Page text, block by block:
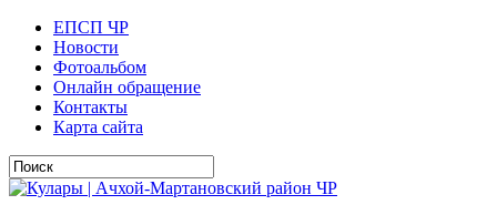
ЕПСП ЧР
Новости
Фотоальбом
Онлайн обращение
Контакты
Карта сайта